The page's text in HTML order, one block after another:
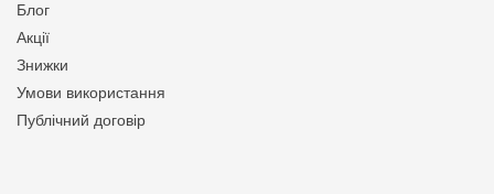
Блог
Акції
Знижки
Умови використання
Публічний договір